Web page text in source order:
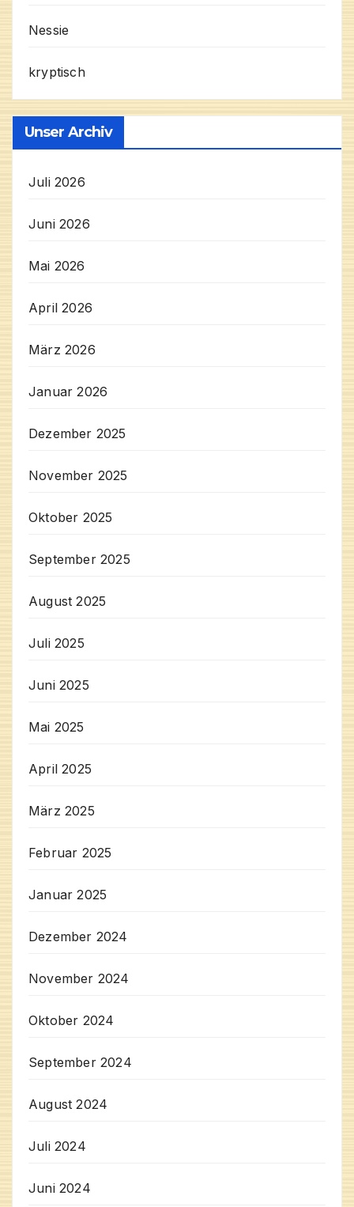
Nessie
kryptisch
Unser Archiv
Juli 2026
Juni 2026
Mai 2026
April 2026
März 2026
Januar 2026
Dezember 2025
November 2025
Oktober 2025
September 2025
August 2025
Juli 2025
Juni 2025
Mai 2025
April 2025
März 2025
Februar 2025
Januar 2025
Dezember 2024
November 2024
Oktober 2024
September 2024
August 2024
Juli 2024
Juni 2024